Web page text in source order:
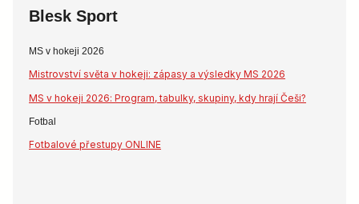
Blesk Sport
MS v hokeji 2026
Mistrovství světa v hokeji: zápasy a výsledky MS 2026
MS v hokeji 2026: Program, tabulky, skupiny, kdy hrají Češi?
Fotbal
Fotbalové přestupy ONLINE